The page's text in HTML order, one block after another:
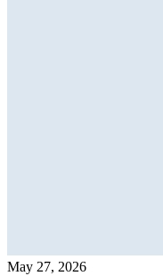
May 27, 2026